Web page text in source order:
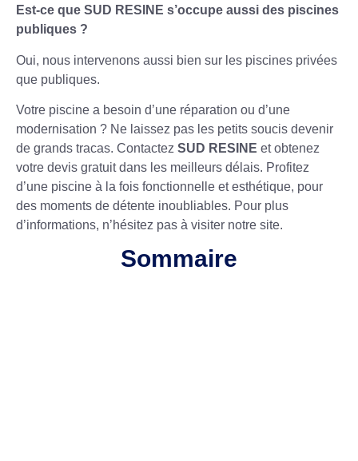
Est-ce que SUD RESINE s’occupe aussi des piscines
publiques ?
Oui, nous intervenons aussi bien sur les piscines privées
que publiques.
Votre piscine a besoin d’une réparation ou d’une
modernisation ? Ne laissez pas les petits soucis devenir
de grands tracas. Contactez SUD RESINE et obtenez
votre devis gratuit dans les meilleurs délais. Profitez
d’une piscine à la fois fonctionnelle et esthétique, pour
des moments de détente inoubliables. Pour plus
d’informations, n’hésitez pas à visiter notre site.
Sommaire